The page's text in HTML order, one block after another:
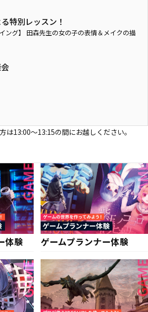
特別レッスン！
ング】 田森先生の女の子の表情＆メイクの描
13:00〜13:15の間にお越しください。
体験 ゲームプランナー体験